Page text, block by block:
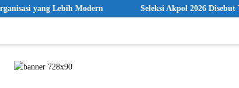
Modern Seleksi Akpol 2026 Disebut Tonggak Baru